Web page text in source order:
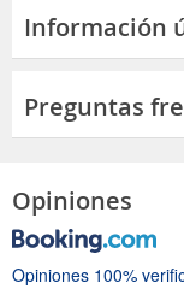
Información
Preguntas
Opiniones
Opiniones 100%